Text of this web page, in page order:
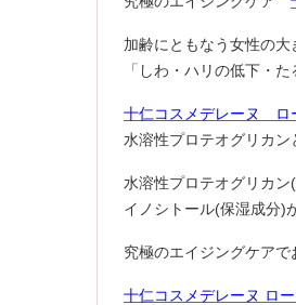
加齢にともなう女性の大
「しわ・ハリの低下・
十仁コスメデレーヌ ロ
水溶性プロテオグリカ
水溶性プロテオグリカ
イノシトール(保湿成分)
究極のエイジングケア
十仁コスメデレーヌ ロ